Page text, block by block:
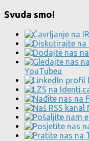
Svuda smo!
YouTubeu